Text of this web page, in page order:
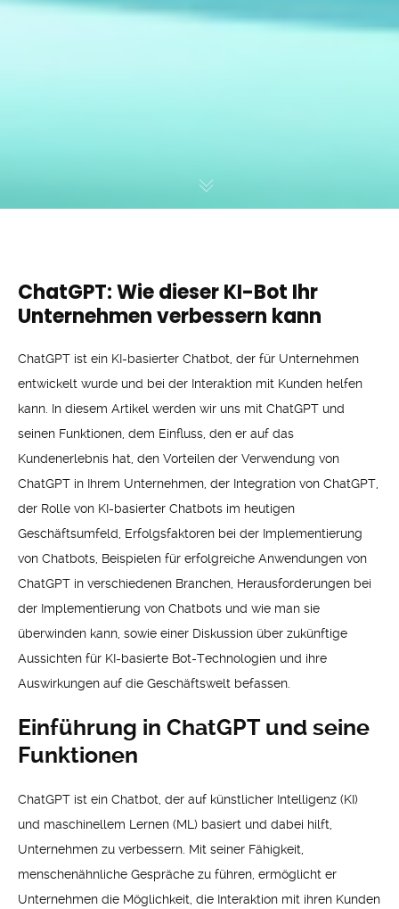
ChatGPT: Wie dieser KI-Bot Ihr
Unternehmen verbessern kann
ChatGPT ist ein KI-basierter Chatbot, der für Unternehmen
entwickelt wurde und bei der Interaktion mit Kunden helfen
kann. In diesem Artikel werden wir uns mit ChatGPT und
seinen Funktionen, dem Einfluss, den er auf das
Kundenerlebnis hat, den Vorteilen der Verwendung von
ChatGPT in Ihrem Unternehmen, der Integration von ChatGPT,
der Rolle von KI-basierter Chatbots im heutigen
Geschäftsumfeld, Erfolgsfaktoren bei der Implementierung
von Chatbots, Beispielen für erfolgreiche Anwendungen von
ChatGPT in verschiedenen Branchen, Herausforderungen bei
der Implementierung von Chatbots und wie man sie
überwinden kann, sowie einer Diskussion über zukünftige
Aussichten für KI-basierte Bot-Technologien und ihre
Auswirkungen auf die Geschäftswelt befassen.
Einführung in ChatGPT und seine
Funktionen
ChatGPT ist ein Chatbot, der auf künstlicher Intelligenz (KI)
und maschinellem Lernen (ML) basiert und dabei hilft,
Unternehmen zu verbessern. Mit seiner Fähigkeit,
menschenähnliche Gespräche zu führen, ermöglicht er
Unternehmen die Möglichkeit, die Interaktion mit ihren Kunden